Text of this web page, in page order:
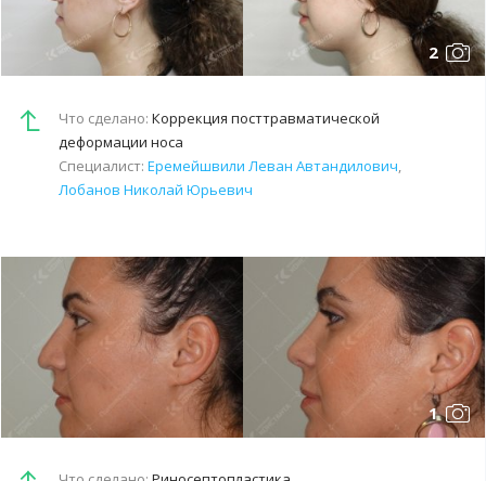
2
Что сделано: Коррекция посттравматической
деформации носа
Специалист: Еремейшвили Леван Автандилович,
Лобанов Николай Юрьевич
1